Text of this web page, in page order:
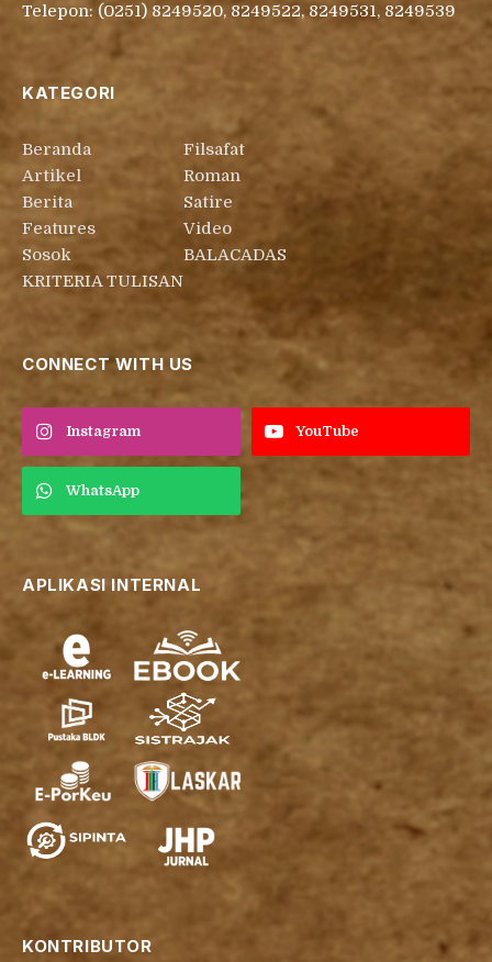
Telepon: (0251) 8249520, 8249522, 8249531, 8249539
KATEGORI
Beranda
Artikel
Berita
Features
Sosok
KRITERIA TULISAN
Filsafat
Roman
Satire
Video
BALACADAS
CONNECT WITH US
Instagram YouTube
WhatsApp
APLIKASI INTERNAL
KONTRIBUTOR